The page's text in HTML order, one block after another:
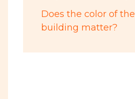
Does the color of the
building matter?